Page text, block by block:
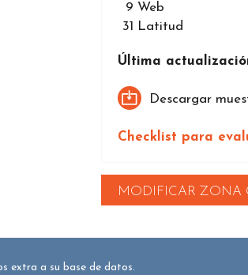
9 Web
31
Latitud
Última
Descargar
Checklist para
MODIFICAR ZONA
extra a su base de datos.